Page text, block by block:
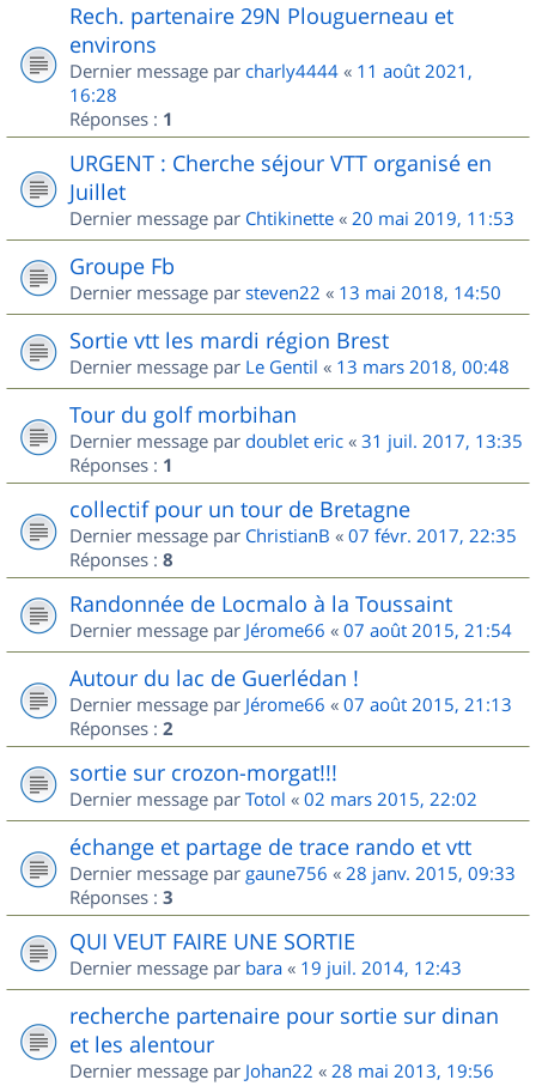
Rech. partenaire 29N Plouguerneau et
environs
Dernier message par charly4444 « 11 août 2021,
16:28
Réponses : 1
URGENT : Cherche séjour VTT organisé en
Juillet
Dernier message par Chtikinette « 20 mai 2019, 11:53
Groupe Fb
Dernier message par steven22 « 13 mai 2018, 14:50
Sortie vtt les mardi région Brest
Dernier message par Le Gentil « 13 mars 2018, 00:48
Tour du golf morbihan
Dernier message par doublet eric « 31 juil. 2017, 13:35
Réponses : 1
collectif pour un tour de Bretagne
Dernier message par ChristianB « 07 févr. 2017, 22:35
Réponses : 8
Randonnée de Locmalo à la Toussaint
Dernier message par Jérome66 « 07 août 2015, 21:54
Autour du lac de Guerlédan !
Dernier message par Jérome66 « 07 août 2015, 21:13
Réponses : 2
sortie sur crozon-morgat!!!
Dernier message par Totol « 02 mars 2015, 22:02
échange et partage de trace rando et vtt
Dernier message par gaune756 « 28 janv. 2015, 09:33
Réponses : 3
QUI VEUT FAIRE UNE SORTIE
Dernier message par bara « 19 juil. 2014, 12:43
recherche partenaire pour sortie sur dinan
et les alentour
Dernier message par Johan22 « 28 mai 2013, 19:56